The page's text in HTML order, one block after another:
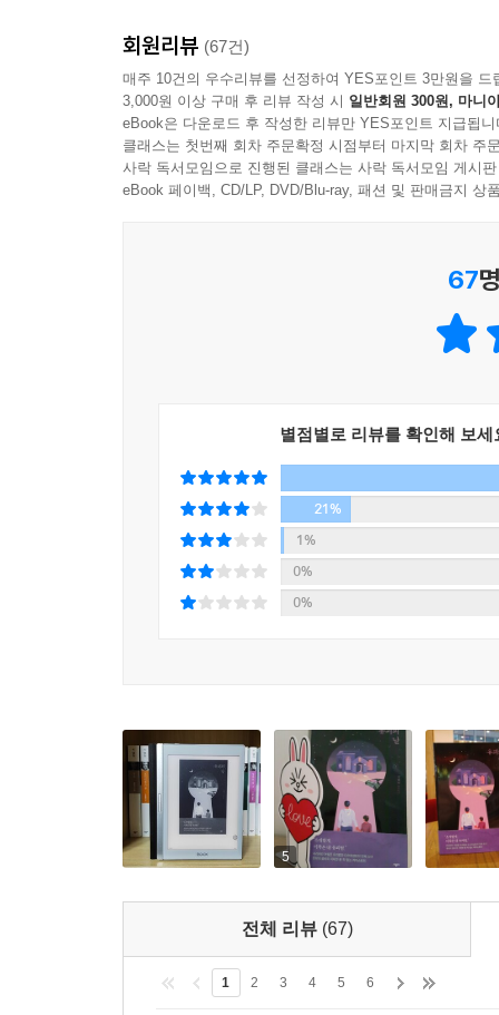
명준과 로희는 가해자와 피해자 혹은 어른과 아
빠르고 영민한 아이라는 사실이 드러나며 위치
바뀌는데, ‘아빠’라는 호칭을 부르는 것마저 낯선
“나를 죽이는 것도, 나를 살리는 것도 가족”이라
풍자하고, 유괴범과 유괴된 피해 아동인 명준과
회원리뷰 (67건)
매주 10건의 우수리뷰를 선정하여 YES포인트 3만원을 드
3,000원 이상 구매 후 리뷰 작성 시 일반회원 300원, 마니
eBook은 다운로드 후 작성한 리뷰만 YES포인트 지급됩니
클래스는 첫번째 회차 주문확정 시점부터 마지막 회차 주
사락 독서모임으로 진행된 클래스는 사락 독서모임 게시
eBook 페이백, CD/LP, DVD/Blu-ray, 패션 및 판매금지 상
67
별점별로 리뷰를 확인해 보세
21%
1%
0%
0%
5
전체 리뷰 (67)
1 2 3 4 5 6